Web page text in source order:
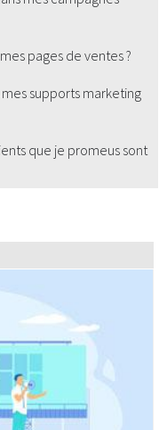
pages de ventes ?
supports marketing
que je promeus sont